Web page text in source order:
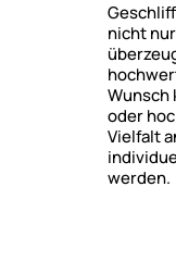
nicht
Wunsch
oder
Vielfalt
werden.